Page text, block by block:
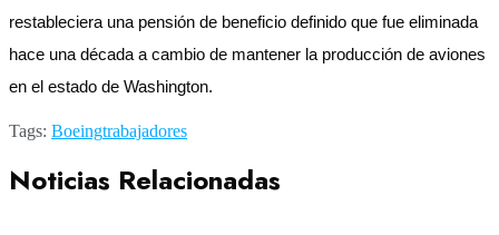
restableciera una pensión de beneficio definido que fue eliminada
hace una década a cambio de mantener la producción de aviones
en el estado de Washington.
Tags: Boeingtrabajadores
Noticias Relacionadas